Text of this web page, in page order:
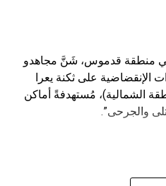
في منطقة قدموس، شَنَّ مجاهدو
من المسيرات الإنقضاضية على ثكنة يعرا
المنطقة الشمالية)، مُستهدفةً أماكن
والجرحى”.